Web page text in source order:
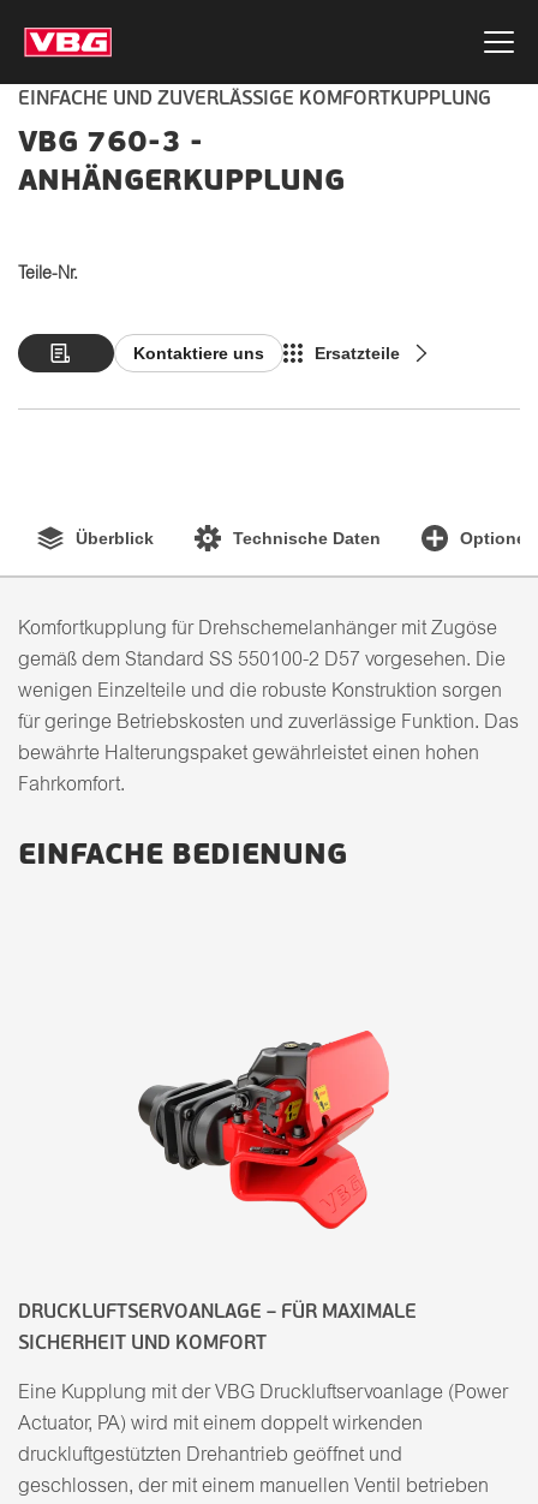
EINFACHE UND ZUVERLÄSSIGE KOMFORTKUPPLUNG
VBG 760-3 -
ANHÄNGERKUPPLUNG
Teile-Nr.
Kontaktiere uns Ersatzteile
Überblick Technische Daten
Komfortkupplung für Drehschemelanhänger mit Zugöse
gemäß dem Standard SS 550100-2 D57 vorgesehen. Die
wenigen Einzelteile und die robuste Konstruktion sorgen
für geringe Betriebskosten und zuverlässige Funktion. Das
bewährte Halterungspaket gewährleistet einen hohen
Fahrkomfort.
EINFACHE BEDIENUNG
DRUCKLUFTSERVOANLAGE – FÜR MAXIMALE
SICHERHEIT UND KOMFORT
Eine Kupplung mit der VBG Druckluftservoanlage (Power
Actuator, PA) wird mit einem doppelt wirkenden
druckluftgestützten Drehantrieb geöffnet und
geschlossen, der mit einem manuellen Ventil betrieben